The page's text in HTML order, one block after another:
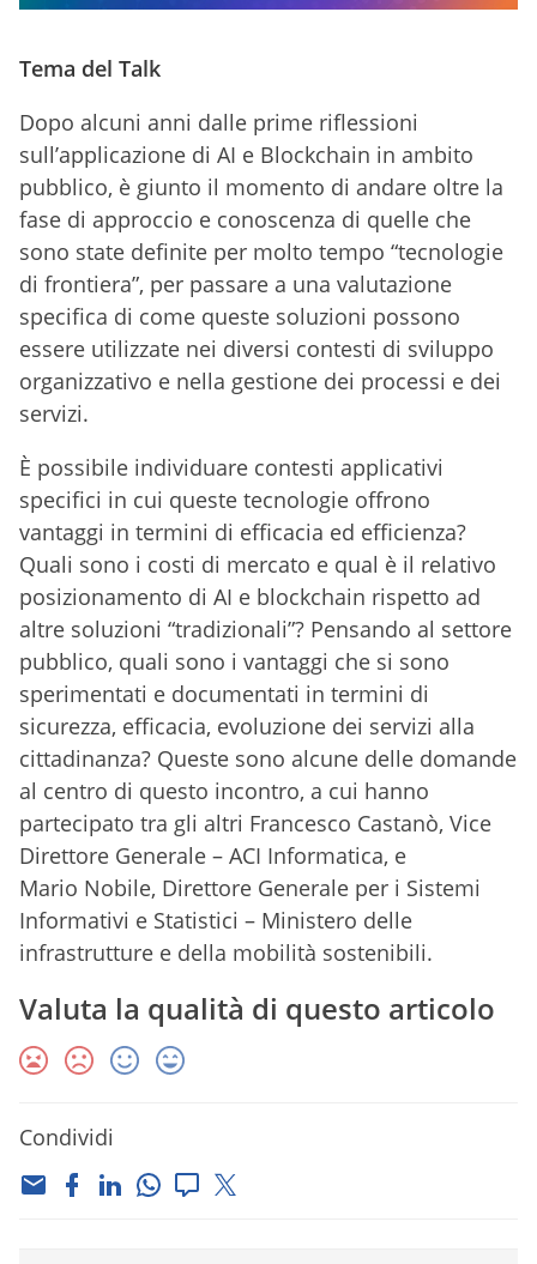
Tema del Talk
Dopo alcuni anni dalle prime riflessioni
sull’applicazione di AI e Blockchain in ambito
pubblico, è giunto il momento di andare oltre la
fase di approccio e conoscenza di quelle che
sono state definite per molto tempo “tecnologie
di frontiera”, per passare a una valutazione
specifica di come queste soluzioni possono
essere utilizzate nei diversi contesti di sviluppo
organizzativo e nella gestione dei processi e dei
servizi.
È possibile individuare contesti applicativi
specifici in cui queste tecnologie offrono
vantaggi in termini di efficacia ed efficienza?
Quali sono i costi di mercato e qual è il relativo
posizionamento di AI e blockchain rispetto ad
altre soluzioni “tradizionali”? Pensando al settore
pubblico, quali sono i vantaggi che si sono
sperimentati e documentati in termini di
sicurezza, efficacia, evoluzione dei servizi alla
cittadinanza? Queste sono alcune delle domande
al centro di questo incontro, a cui hanno
partecipato tra gli altri Francesco Castanò, Vice
Direttore Generale – ACI Informatica, e
Mario Nobile, Direttore Generale per i Sistemi
Informativi e Statistici – Ministero delle
infrastrutture e della mobilità sostenibili.
Valuta la qualità di questo articolo
Condividi